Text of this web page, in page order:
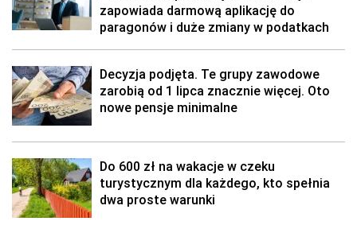
zapowiada darmową aplikację do
paragonów i duże zmiany w podatkach
Decyzja podjęta. Te grupy zawodowe
zarobią od 1 lipca znacznie więcej. Oto
nowe pensje minimalne
Do 600 zł na wakacje w czeku
turystycznym dla każdego, kto spełnia
dwa proste warunki